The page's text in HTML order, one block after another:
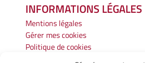
INFORMATIONS LÉGALES
Mentions légales
Gérer mes cookies
Politique de cookies